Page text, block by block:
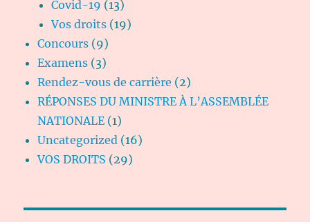
Covid-19 (13)
Vos droits (19)
Concours (9)
Examens (3)
Rendez-vous de carrière (2)
RÉPONSES DU MINISTRE À L’ASSEMBLÉE
NATIONALE (1)
Uncategorized (16)
VOS DROITS (29)